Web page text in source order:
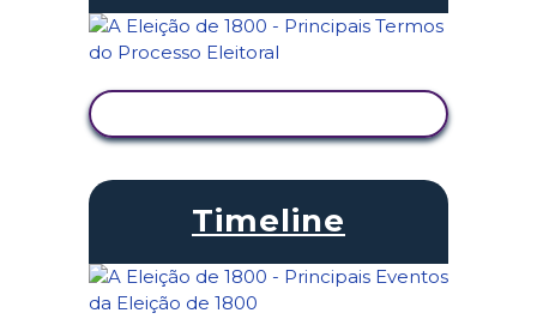
Timeline